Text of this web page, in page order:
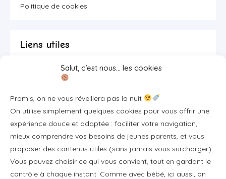
Salut, c’est nous… les cookies
Promis, on ne vous réveillera pas la nuit
On utilise simplement quelques cookies pour vous offrir une
expérience douce et adaptée : faciliter votre navigation,
mieux comprendre vos besoins de jeunes parents, et vous
proposer des contenus utiles (sans jamais vous surcharger).
Vous pouvez choisir ce qui vous convient, tout en gardant le
contrôle à chaque instant. Comme avec bébé, ici aussi, on
Politique de cookies
Liens utiles
Se connecter/S'inscrire
Contact
Plan du site
Tous les articles